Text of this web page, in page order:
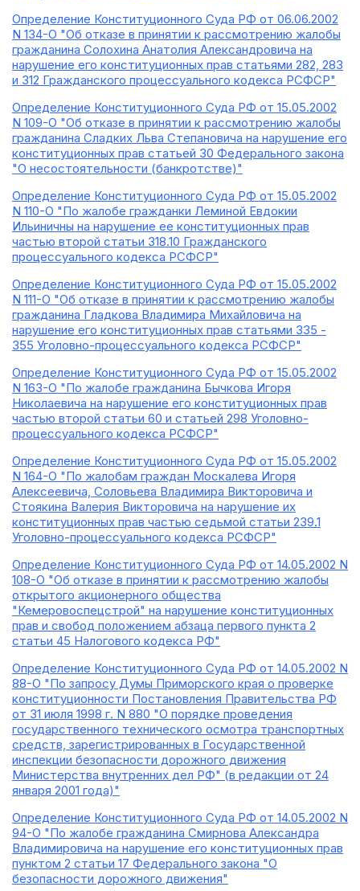
Определение Конституционного Суда РФ от 06.06.2002
N 134-О "Об отказе в принятии к рассмотрению жалобы
гражданина Солохина Анатолия Александровича на
нарушение его конституционных прав статьями 282, 283
и 312 Гражданского процессуального кодекса РСФСР"
Определение Конституционного Суда РФ от 15.05.2002
N 109-О "Об отказе в принятии к рассмотрению жалобы
гражданина Сладких Льва Степановича на нарушение его
конституционных прав статьей 30 Федерального закона
"О несостоятельности (банкротстве)"
Определение Конституционного Суда РФ от 15.05.2002
N 110-О "По жалобе гражданки Леминой Евдокии
Ильиничны на нарушение ее конституционных прав
частью второй статьи 318.10 Гражданского
процессуального кодекса РСФСР"
Определение Конституционного Суда РФ от 15.05.2002
N 111-О "Об отказе в принятии к рассмотрению жалобы
гражданина Гладкова Владимира Михайловича на
нарушение его конституционных прав статьями 335 -
355 Уголовно-процессуального кодекса РСФСР"
Определение Конституционного Суда РФ от 15.05.2002
N 163-О "По жалобе гражданина Бычкова Игоря
Николаевича на нарушение его конституционных прав
частью второй статьи 60 и статьей 298 Уголовно-
процессуального кодекса РСФСР"
Определение Конституционного Суда РФ от 15.05.2002
N 164-О "По жалобам граждан Москалева Игоря
Алексеевича, Соловьева Владимира Викторовича и
Стоякина Валерия Викторовича на нарушение их
конституционных прав частью седьмой статьи 239.1
Уголовно-процессуального кодекса РСФСР"
Определение Конституционного Суда РФ от 14.05.2002 N
108-О "Об отказе в принятии к рассмотрению жалобы
открытого акционерного общества
"Кемеровоспецстрой" на нарушение конституционных
прав и свобод положением абзаца первого пункта 2
статьи 45 Налогового кодекса РФ"
Определение Конституционного Суда РФ от 14.05.2002 N
88-О "По запросу Думы Приморского края о проверке
конституционности Постановления Правительства РФ
от 31 июля 1998 г. N 880 "О порядке проведения
государственного технического осмотра транспортных
средств, зарегистрированных в Государственной
инспекции безопасности дорожного движения
Министерства внутренних дел РФ" (в редакции от 24
января 2001 года)"
Определение Конституционного Суда РФ от 14.05.2002 N
94-О "По жалобе гражданина Смирнова Александра
Владимировича на нарушение его конституционных прав
пунктом 2 статьи 17 Федерального закона "О
безопасности дорожного движения"